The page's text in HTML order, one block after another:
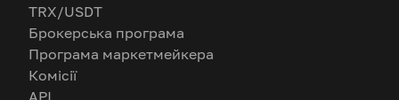
TRX/USDT
Брокерська програма
Програма маркетмейкера
Комісії
API